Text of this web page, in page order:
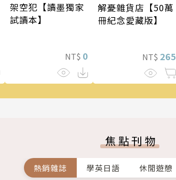
架空犯【讀墨獨家
試讀本】
NT$ 0
解憂雜貨店【50萬
冊紀念愛藏版】
NT$ 265
焦點刊物
熱銷雜誌 學英日語 休閒遊憩